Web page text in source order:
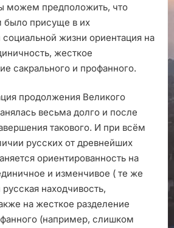
можем предположить, что
было присуще в их
жизни ориентация на
жесткое
сакрального и профанного.
продолжения Великого
весьма долго и после
такового. И при всём
русских от древнейших
ориентированность на
и изменчивое ( те же
находчивость,
на жесткое разделение
(например, слишком